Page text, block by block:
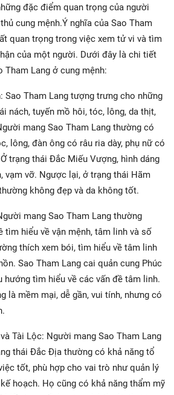
đặc điểm quan trọng của người
cung mệnh.Ý nghĩa của Sao Tham
quan trọng trong việc xem tử vi và tìm
của một người. Dưới đây là chi tiết
Tham Lang ở cung mệnh:
Sao Tham Lang tượng trưng cho những
nách, tuyến mồ hôi, tóc, lông, da thịt,
mang Sao Tham Lang thường có
lông, đàn ông có râu ria dày, phụ nữ có
trạng thái Đắc Miếu Vượng, hình dáng
vạm vỡ. Ngược lại, ở trạng thái Hãm
không đẹp và da không tốt.
mang Sao Tham Lang thường
tìm hiểu về vận mệnh, tâm linh và số
thích xem bói, tìm hiểu về tâm linh
Sao Tham Lang cai quản cung Phúc
hướng tìm hiểu về các vấn đề tâm linh.
là mềm mại, dễ gần, vui tính, nhưng có
Tài Lộc: Người mang Sao Tham Lang
thái Đắc Địa thường có khả năng tổ
tốt, phù hợp cho vai trò như quản lý
hoạch. Họ cũng có khả năng thẩm mỹ